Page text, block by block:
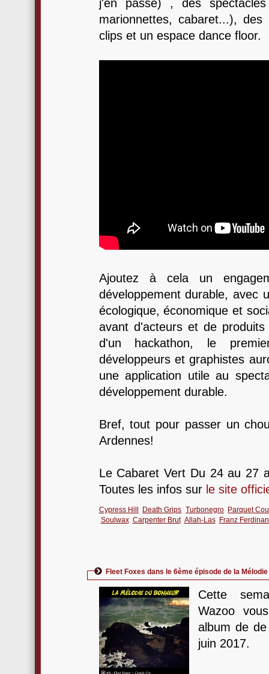
j'en passe) , des
marionnettes, cabaret...),
clips et un espace dance floor.
Ajoutez à cela un
développement durable, avec
écologique, économique et
avant d'acteurs et de
d'un hackathon, le
développeurs et graphistes
une application utile au
développement durable.
Bref, tout pour passer un
Ardennes!
Le Cabaret Vert Du 24 au 27
Toutes les infos sur le site
Cypress Hill Death Grips Turbonegro Parquet
Soulwax Carpenter Brut Allah-Las Franz
Fleet Foxes dans le 6ème épisode de la
Cette
Wazoo
album de
juin 2017.